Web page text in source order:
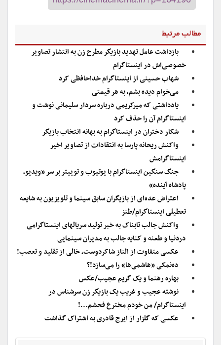
مطالب مرتبط
بازداشت عامل تهدید بازیگر مطرح زن به انتشار تصاویر
خصوصی‌اش در اینستاگرام
شهاب حسینی از اینستاگرام خداحافظی کرد
می‌خوام دیده بشم، به هر قیمتی
یادداشتی که میرکریمی درباره سردار سلیمانی نوشت و
اینستاگرام آن را حذف کرد
شکار دختران در اینستاگرام به بهانه انتخاب بازیگر
واکنش ریحانه پارسا به انتقادات از تصاویر اخیر
اینستاگرامش
جنگ سنگین اینستاگرام با یوتیوب و توییتر بر سر «ویدیو،
پادشاه آینده»
اعتراض عده‌ای از بازیگران سابق سینما و تلویزیون به شایعه
تعطیلی اینستاگرام/طنز
واکنش جالب تابناک به خبر تولید سریالهای اینستاگرامی
دردنیا و طعنه و کنایه جالب به مدیران سینمایی
عکسی متفاوت از الناز شاکردوست، خالی از تقلید و تعصب!
ده‌نمکی «هاشمی‌ها» را می‌سازد!؟
بهاره رهنما و یک گریم عجیب/عکس
نوشته عجیب و غریب یک بازیگر زن سرشناس در
اینستاگرام/ من خودم مخترع فحشم…!
عکسی که گلزار از ایرج قادری به اشتراک گذاشت